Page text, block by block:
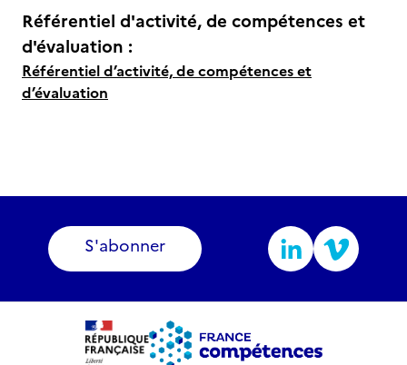
Référentiel d'activité, de compétences et
d'évaluation :
Référentiel d’activité, de compétences et
d’évaluation
S'abonner